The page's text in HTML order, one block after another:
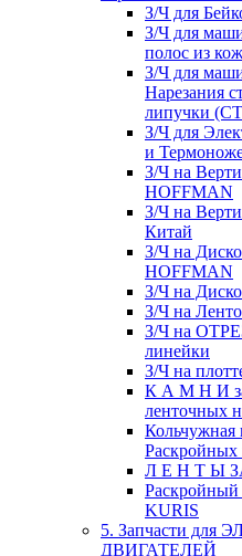
З/Ч для
З/Ч для
полос из
З/Ч для
Нарезания
липучки
З/Ч для
и
З/Ч на
HOFFMAN
З/Ч на
Китай
З/Ч на
HOFFMAN
З/Ч на
З/Ч на
З/Ч на
линейки
З/Ч на
К А М Н И
ленточных
Кольчужная
Л Е Н Т Ы
Раскройный
KURIS
5. Запчасти для
ДВИГАТЕЛЕЙ